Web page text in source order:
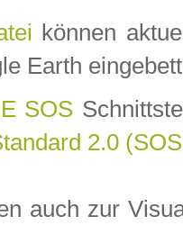
können
Earth
SOS
2.0
auch zur